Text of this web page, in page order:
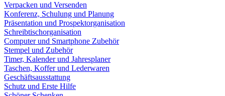
Verpacken und Versenden
Konferenz, Schulung und Planung
Präsentation und Prospektorganisation
Schreibtischorganisation
Computer und Smartphone Zubehör
Stempel und Zubehör
Timer, Kalender und Jahresplaner
Taschen, Koffer und Lederwaren
Geschäftsausstattung
Schutz und Erste Hilfe